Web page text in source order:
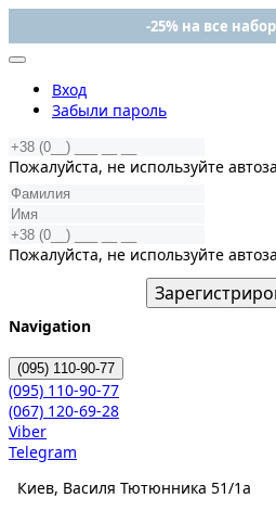
-25% на все
Вход
Забыли пароль
Пожалуйста, не используйте
Пожалуйста, не используйте
Navigation
(095) 110-90-77
(095) 110-90-77
(067) 120-69-28
Viber
Telegram
Киев, Василя Тютюнника 51/1а